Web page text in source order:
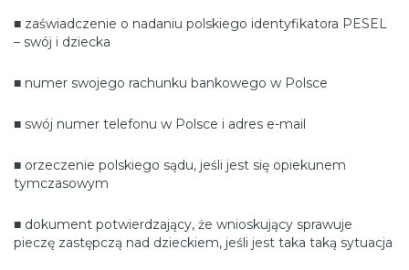
■ zaświadczenie o nadaniu polskiego identyfikatora PESEL
– swój i dziecka
■ numer swojego rachunku bankowego w Polsce
■ swój numer telefonu w Polsce i adres e-mail
■ orzeczenie polskiego sądu, jeśli jest się opiekunem
tymczasowym
■ dokument potwierdzający, że wnioskujący sprawuje
pieczę zastępczą nad dzieckiem, jeśli jest taka taką sytuacja